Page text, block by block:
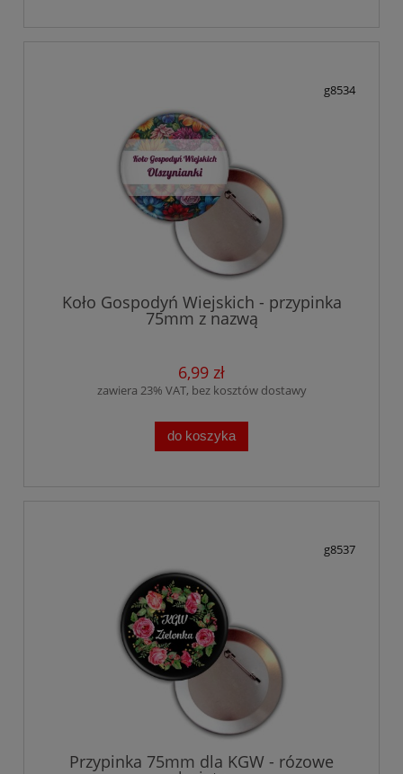
g8534
Koło Gospodyń Wiejskich - przypinka
75mm z nazwą
6,99 zł
zawiera 23% VAT, bez kosztów dostawy
do koszyka
g8537
Przypinka 75mm dla KGW - rózowe